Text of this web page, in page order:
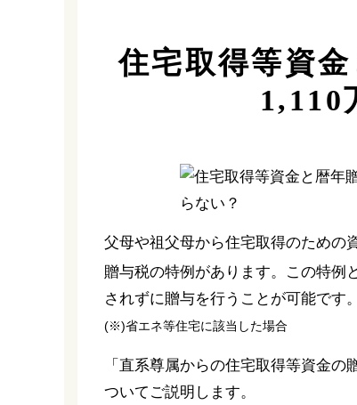
住宅取得等資
1,110
父母や祖父母から住宅取得のための
贈与税の特例があります。この特例
されずに贈与を行うことが可能です。
(※)省エネ等住宅に該当した場合
「直系尊属からの住宅取得等資金
ついてご説明します。